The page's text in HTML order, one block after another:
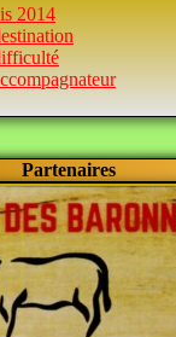
2014
Partenaires